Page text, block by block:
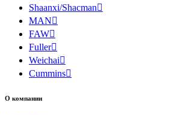
Shaanxi/Shacman
MAN
FAW
Fuller
Weichai
Cummins
О компании